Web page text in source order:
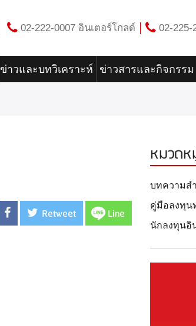
02-222-0007 อินเตอร์โกลด์ 02-225-
ข่าวและบทวิเคราะห์ ข่าวสารและกิจกรรม
Retweet Line
หมวด
บทความส
คู่มือลงทุน
นักลงทุนอิ